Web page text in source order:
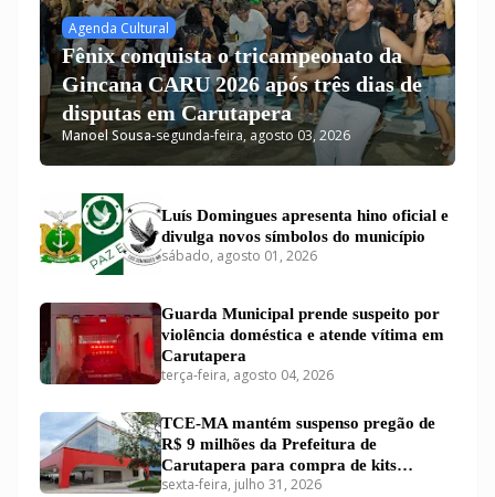
Agenda Cultural
Fênix conquista o tricampeonato da
Gincana CARU 2026 após três dias de
disputas em Carutapera
Manoel Sousa-segunda-feira, agosto 03, 2026
Luís Domingues apresenta hino oficial e
divulga novos símbolos do município
sábado, agosto 01, 2026
Guarda Municipal prende suspeito por
violência doméstica e atende vítima em
Carutapera
terça-feira, agosto 04, 2026
TCE-MA mantém suspenso pregão de
R$ 9 milhões da Prefeitura de
Carutapera para compra de kits
educacionais
sexta-feira, julho 31, 2026